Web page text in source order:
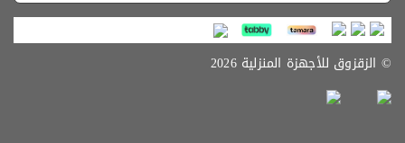
© الزقزوق للأجهزة المنزلية 2026